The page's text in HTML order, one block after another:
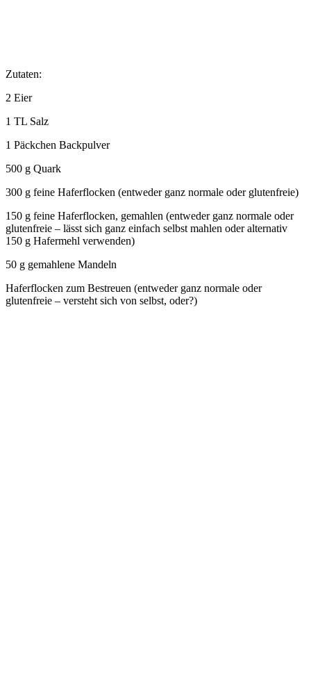
Zutaten:
2 Eier
1 TL Salz
1 Päckchen Backpulver
500 g Quark
300 g feine Haferflocken (entweder ganz normale oder glutenfreie)
150 g feine Haferflocken, gemahlen (entweder ganz normale oder
glutenfreie – lässt sich ganz einfach selbst mahlen oder alternativ
150 g Hafermehl verwenden)
50 g gemahlene Mandeln
Haferflocken zum Bestreuen (entweder ganz normale oder
glutenfreie – versteht sich von selbst, oder?)